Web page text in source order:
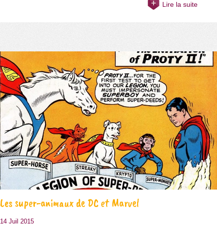
Lire la suite
Les super-animaux de DC et Marvel
14 Juil 2015